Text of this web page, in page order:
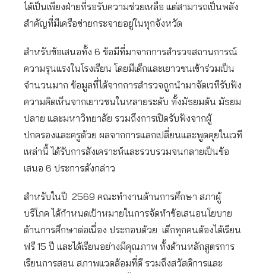
ได้เป็นเพียงฝ่ายที่รอรับความช่วยเหลือ แต่สามารถเป็นพลัง
สำคัญที่มีเครือข่ายกระจายอยู่ในทุกจังหวัด
สำหรับข้อเสนอทั้ง 6 ข้อมีที่มาจากการสำรวจสถานการณ์
ความรุนแรงในโรงเรียน โดยมีเด็กและเยาวชนเข้าร่วมเป็น
จำนวนมาก ข้อมูลที่ได้จากการสำรวจถูกนำมาจัดเวทีรับฟัง
ความคิดเห็นจากเยาวชนในหลายระดับ ทั้งมัธยมต้น มัธยม
ปลาย และมหาวิทยาลัย รวมถึงการเปิดรับฟังจากผู้
ปกครองและครูด้วย ผลจากการแลกเปลี่ยนและพูดคุยในเวที
เหล่านี้ ได้รับการสังเคราะห์และรวบรวมจนกลายเป็นข้อ
เสนอ 6 ประการดังกล่าว
สำหรับในปี 2569 คณะทำงานด้านการศึกษา สภาผู้
บริโภค ได้กำหนดเป้าหมายในการจัดทำข้อเสนอนโยบาย
ด้านการศึกษาต่อเนื่อง ประกอบด้วย เด็กทุกคนต้องได้เรียน
ฟรี 15 ปี และได้เรียนอย่างมีคุณภาพ ทั้งด้านหลักสูตรการ
เรียนการสอน สภาพแวดล้อมที่ดี รวมถึงสวัสดิการและ